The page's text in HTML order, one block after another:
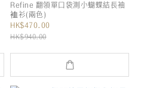
Refine 翻領單口袋測小蝴蝶結長袖
裇衫(兩色)
HK$470.00
HK$940.00